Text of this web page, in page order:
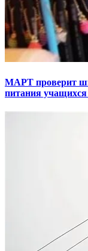
МАРТ проверит
питания учащихся